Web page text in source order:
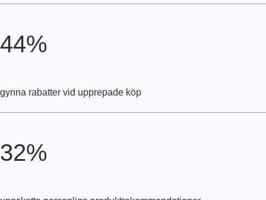
44%
gynna rabatter vid upprepade köp
32%